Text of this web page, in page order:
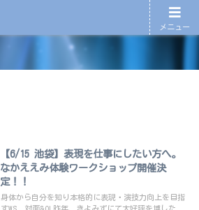
【6/15 池袋】表現を仕事にしたい方へ。
なかええみ体験ワークショップ開催決
定！！
身体から自分を知り本格的に表現・演技力向上を目指
メニュー